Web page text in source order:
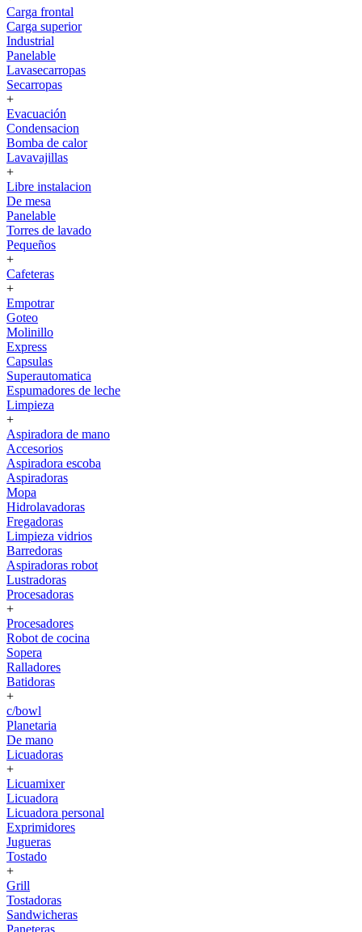
Carga frontal
Carga superior
Industrial
Panelable
Lavasecarropas
Secarropas
+
Evacuación
Condensacion
Bomba de calor
Lavavajillas
+
Libre instalacion
De mesa
Panelable
Torres de lavado
Pequeños
+
Cafeteras
+
Empotrar
Goteo
Molinillo
Express
Capsulas
Superautomatica
Espumadores de leche
Limpieza
+
Aspiradora de mano
Accesorios
Aspiradora escoba
Aspiradoras
Mopa
Hidrolavadoras
Fregadoras
Limpieza vidrios
Barredoras
Aspiradoras robot
Lustradoras
Procesadoras
+
Procesadores
Robot de cocina
Sopera
Ralladores
Batidoras
+
c/bowl
Planetaria
De mano
Licuadoras
+
Licuamixer
Licuadora
Licuadora personal
Exprimidores
Jugueras
Tostado
+
Grill
Tostadoras
Sandwicheras
Paneteras